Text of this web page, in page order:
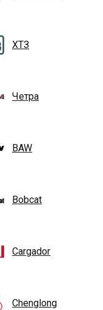
ХТЗ
Четра
BAW
Bobcat
Cargador
Chenglong